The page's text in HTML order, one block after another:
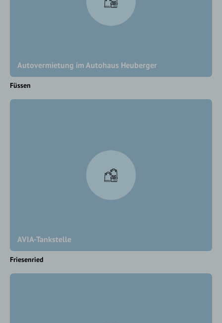
Autovermietung im Autohaus Heuberger
Füssen
AVIA-Tankstelle
Friesenried